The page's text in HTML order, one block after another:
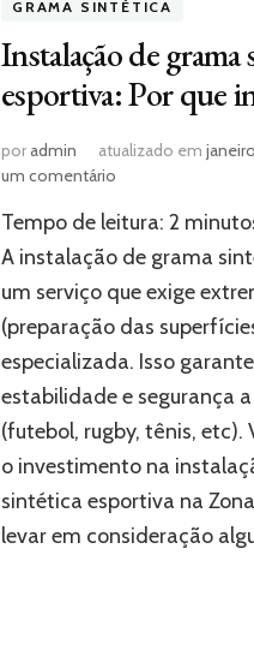
GRAMA SINTÉTICA
Instalação de grama
esportiva: Por que
poradmin atualizado em
um comentário
de
grama
sintética
esportiva:
Por
que
investir?
Tempo de leitura: 2
A instalação de grama
um serviço que exige
(preparação das
especializada. Isso
estabilidade e segurança
(futebol, rugby, tênis, etc).
o investimento na
sintética esportiva na
levar em consideração